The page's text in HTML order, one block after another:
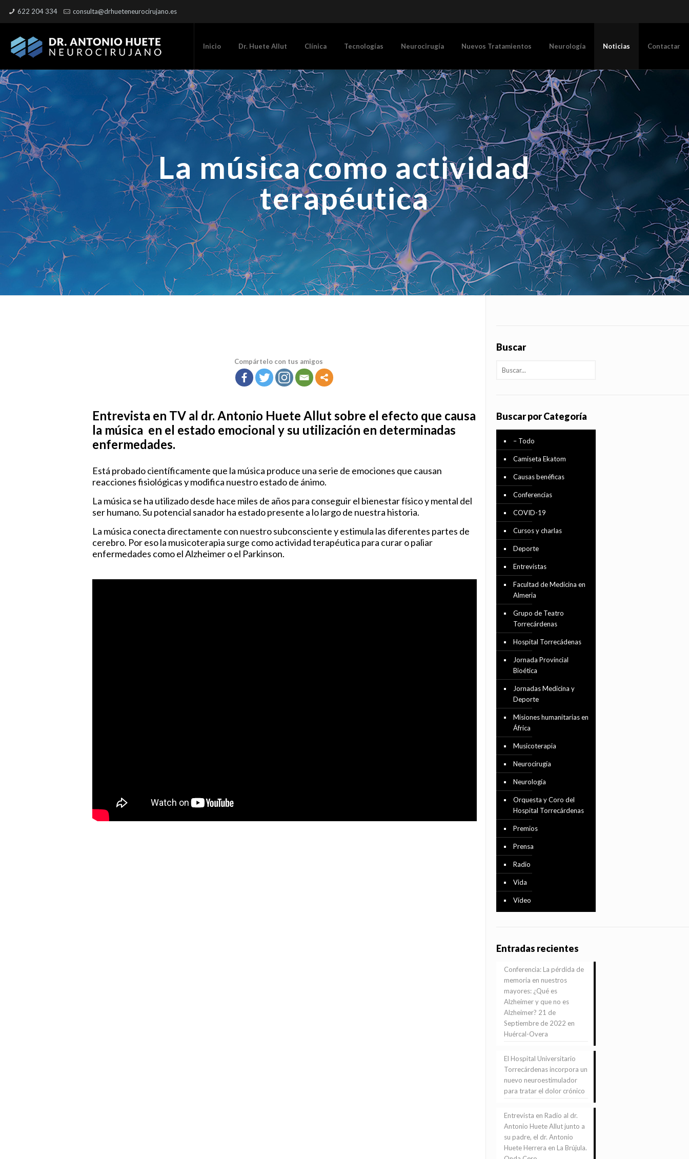
622 204 334 consulta@drhueteneurocirujano.es
Inicio Dr. Huete Allut Clínica Tecnologías Neurocirugía Nuevos Tratamientos Neurología Noticias Contactar
La música como actividad
terapéutica
Compártelo con tus amigos
Entrevista en TV al dr. Antonio Huete Allut sobre el efecto que causa
la música en el estado emocional y su utilización en determinadas
enfermedades.
Está probado científicamente que la música produce una serie de emociones que causan
reacciones fisiológicas y modifica nuestro estado de ánimo.
La música se ha utilizado desde hace miles de años para conseguir el bienestar físico y mental del
ser humano. Su potencial sanador ha estado presente a lo largo de nuestra historia.
La música conecta directamente con nuestro subconsciente y estimula las diferentes partes de
cerebro. Por eso la musicoterapia surge como actividad terapéutica para curar o paliar
enfermedades como el Alzheimer o el Parkinson.
Buscar
Buscar por Categoría
– Todo
Camiseta Ekatom
Causas benéficas
Conferencias
COVID-19
Cursos y charlas
Deporte
Entrevistas
Facultad de Medicina en
Almeria
Grupo de Teatro
Torrecárdenas
Hospital Torrecádenas
Jornada Provincial
Bioética
Jornadas Medicina y
Deporte
Misiones humanitarias en
África
Musicoterapia
Neurocirugía
Neurología
Orquesta y Coro del
Hospital Torrecárdenas
Premios
Prensa
Radio
Vida
Vídeo
Entradas recientes
Conferencia: La pérdida de
memoria en nuestros
mayores: ¿Qué es
Alzheimer y que no es
Alzheimer? 21 de
Septiembre de 2022 en
Huércal-Overa
El Hospital Universitario
Torrecárdenas incorpora un
nuevo neuroestimulador
para tratar el dolor crónico
Entrevista en Radio al dr.
Antonio Huete Allut junto a
su padre, el dr. Antonio
Huete Herrera en La Brújula.